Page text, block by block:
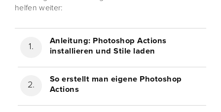
helfen weiter:
Anleitung: Photoshop Actions
installieren und Stile laden
So erstellt man eigene Photoshop
Actions